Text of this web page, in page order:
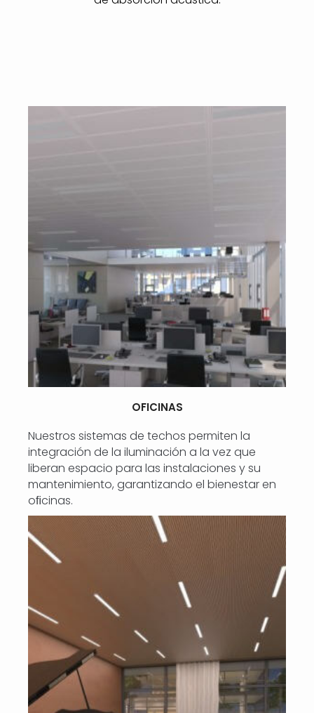
OFICINAS
Nuestros sistemas de techos permiten la
integración de la iluminación a la vez que
liberan espacio para las instalaciones y su
mantenimiento, garantizando el bienestar en
oﬁcinas.